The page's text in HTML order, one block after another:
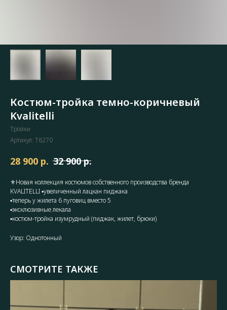
Костюм-тройка темно-коричневый
Kvalitelli
Тройки
Артикул: T6270
28 900 р. 32 900 р.
⚜️Новая коллекция костюмов собственного производства бренда
KVALITELLI ▪️увеличенный лацкан пиджака
▪️теперь у жилета 6 пуговиц вместо 5
▪️эксклюзивные лекала
▪️костюм-тройка изумрудный (пиджак, жилет, брюки)
Узор: Однотонный
СМОТРИТЕ ТАКЖЕ